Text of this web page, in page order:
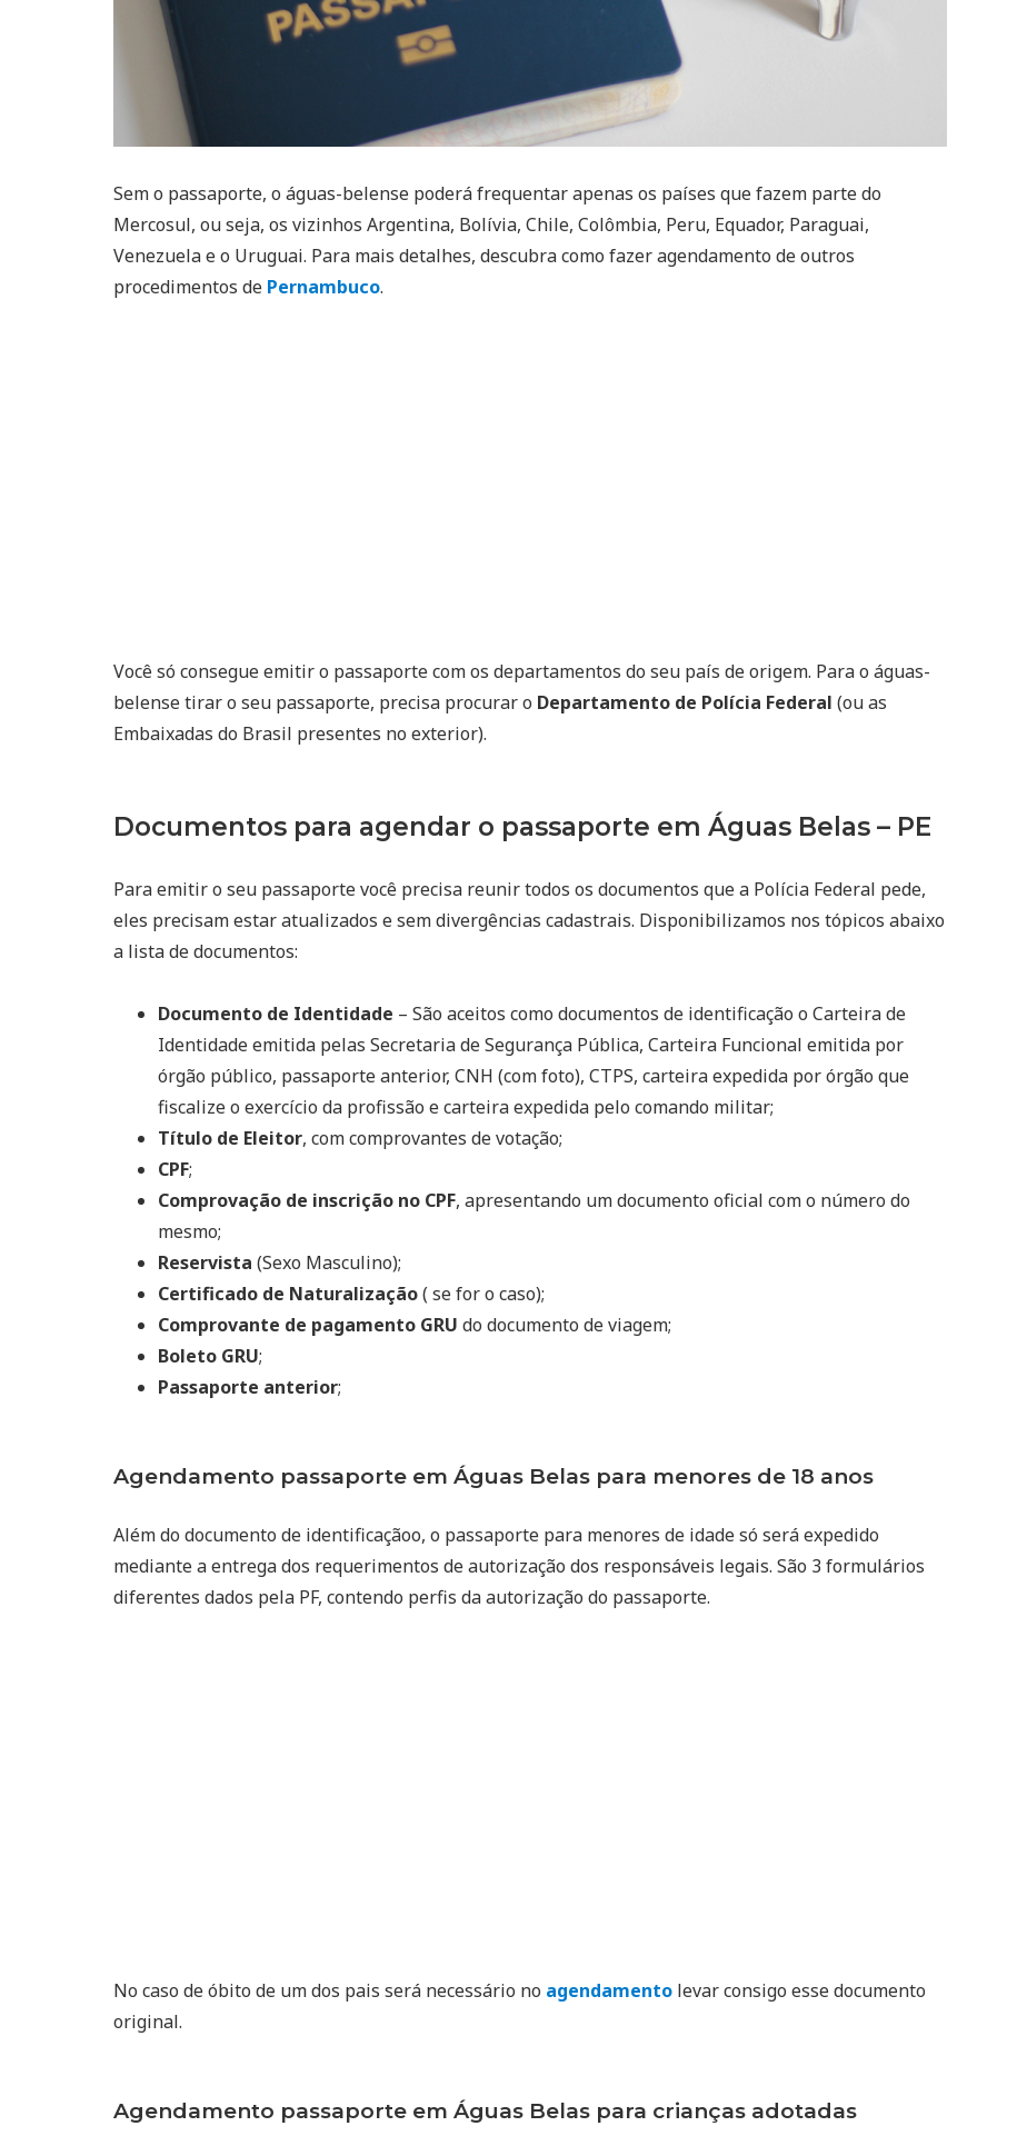
Sem o passaporte, o águas-belense poderá frequentar apenas os países que fazem parte do
Mercosul, ou seja, os vizinhos Argentina, Bolívia, Chile, Colômbia, Peru, Equador, Paraguai,
Venezuela e o Uruguai. Para mais detalhes, descubra como fazer agendamento de outros
procedimentos de Pernambuco.
Você só consegue emitir o passaporte com os departamentos do seu país de origem. Para o águas-
belense tirar o seu passaporte, precisa procurar o Departamento de Polícia Federal (ou as
Embaixadas do Brasil presentes no exterior).
Documentos para agendar o passaporte em Águas Belas – PE
Para emitir o seu passaporte você precisa reunir todos os documentos que a Polícia Federal pede,
eles precisam estar atualizados e sem divergências cadastrais. Disponibilizamos nos tópicos abaixo
a lista de documentos:
Documento de Identidade – São aceitos como documentos de identificação o Carteira de
Identidade emitida pelas Secretaria de Segurança Pública, Carteira Funcional emitida por
órgão público, passaporte anterior, CNH (com foto), CTPS, carteira expedida por órgão que
fiscalize o exercício da profissão e carteira expedida pelo comando militar;
Título de Eleitor, com comprovantes de votação;
CPF;
Comprovação de inscrição no CPF, apresentando um documento oficial com o número do
mesmo;
Reservista (Sexo Masculino);
Certificado de Naturalização( se for o caso);
Comprovante de pagamento GRU do documento de viagem;
Boleto GRU;
Passaporte anterior;
Agendamento passaporte em Águas Belas para menores de 18 anos
Além do documento de identificaçãoo, o passaporte para menores de idade só será expedido
mediante a entrega dos requerimentos de autorização dos responsáveis legais. São 3 formulários
diferentes dados pela PF, contendo perfis da autorização do passaporte.
No caso de óbito de um dos pais será necessário no agendamento levar consigo esse documento
original.
Agendamento passaporte em Águas Belas para crianças adotadas